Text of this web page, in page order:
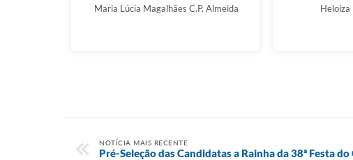
Maria Lúcia Magalhães C.P. Almeida
NOTÍCIA MAIS RECENTE
Pré-Seleção das Candidatas a Rainha da 38ª Festa